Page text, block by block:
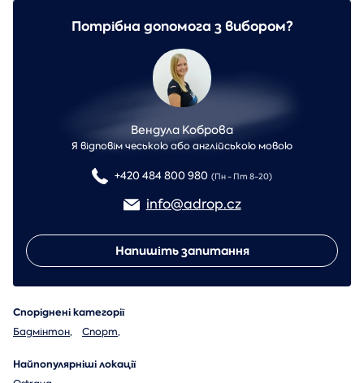
Потрібна допомога з вибором?
Вендула Коброва
Я відповім чеською або англійською мовою
+420 484 800 980 (Пн - Пт 8-20)
info@adrop.cz
Напишіть запитання
Споріднені категорії
Бадмінтон, Спорт,
Найпопулярніші локації